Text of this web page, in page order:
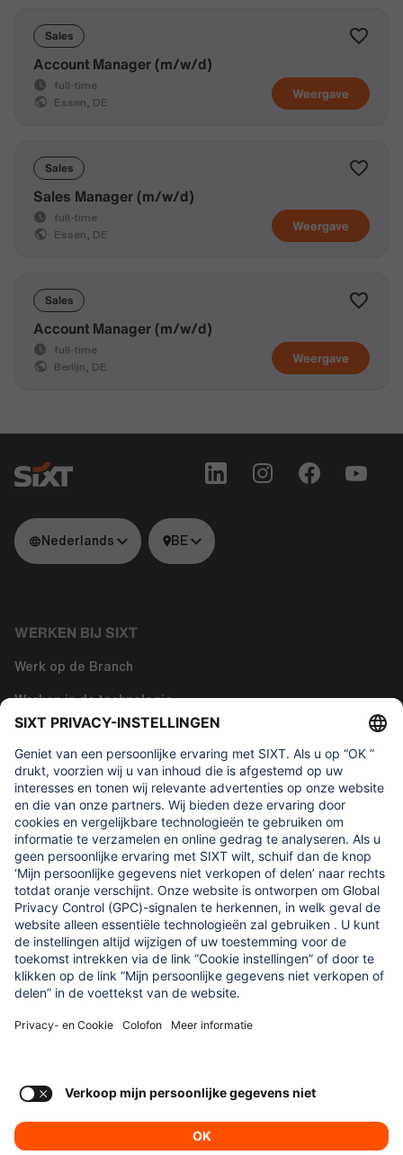
Sales
Weergave
Account Manager (m/w/d)
full-time
Essen, DE
Sales
Weergave
Sales Manager (m/w/d)
full-time
Essen, DE
Sales
Weergave
Account Manager (m/w/d)
full-time
Berlijn, DE
Nederlands BE
WERKEN BIJ SIXT
Werk op de Branch
Werken in de technologie
WAAR WE OM GEVEN
Regine SIXT Children’s Aid Foundation
ONZE PRODUCTEN
SIXT Rent
SIXT Share
SIXT Ride
SIXT+
© SIXT 2024